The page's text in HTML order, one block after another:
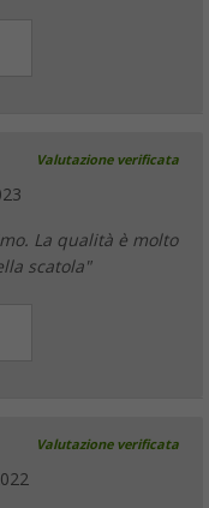
Valutazione verificata
La qualità è molto
scatola"
Valutazione verificata